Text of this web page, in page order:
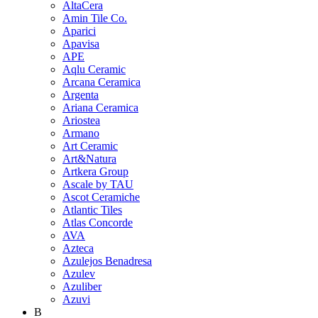
AltaCera
Amin Tile Co.
Aparici
Apavisa
APE
Aqlu Ceramic
Arcana Ceramica
Argenta
Ariana Ceramica
Ariostea
Armano
Art Ceramic
Art&Natura
Artkera Group
Ascale by TAU
Ascot Ceramiche
Atlantic Tiles
Atlas Concorde
AVA
Azteca
Azulejos Benadresa
Azulev
Azuliber
Azuvi
B